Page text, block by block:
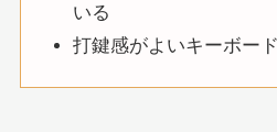
いる
打鍵感がよいキーボー